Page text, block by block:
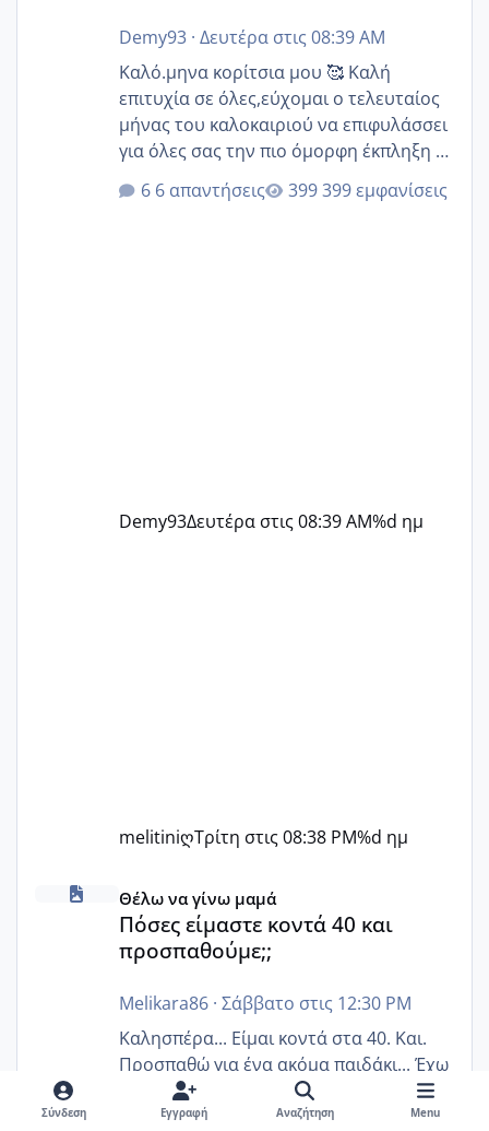
Demy93· Δευτέρα στις 08:39 AM
Καλό.μηνα κορίτσια μου 🥰 Καλή
επιτυχία σε όλες,εύχομαι ο τελευταίος
μήνας του καλοκαιριού να επιφυλάσσει
για όλες σας την πιο όμορφη έκπληξη 🧿
@Elk @Melikara86 @Παρασκευαιδου
@Zenia z @melitiniღ @Christi.D.
6 απαντήσεις 399 εμφανίσεις
Demy93Δευτέρα στις 08:39 AM%d ημ
melitiniღΤρίτη στις 08:38 PM%d ημ
Πόσες είμαστε κοντά 40 και προσπαθούμε;;
Θέλω να γίνω μαμά
Πόσες είμαστε κοντά 40 και
προσπαθούμε;;
Melikara86· Σάββατο στις 12:30 PM
Καλησπέρα... Είμαι κοντά στα 40. Και.
Προσπαθώ για ένα ακόμα παιδάκι... Έχω
πολυκυστικές και αντίσταση στην
ινσουλίνη καθώς και χάσιμοτο! Έχω λίγα
Σύνδεση Εγγραφή Αναζήτηση Menu